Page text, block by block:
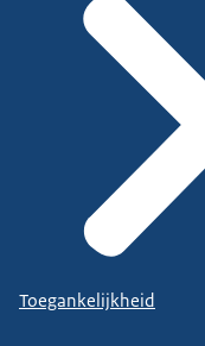
Toegankelijkheid